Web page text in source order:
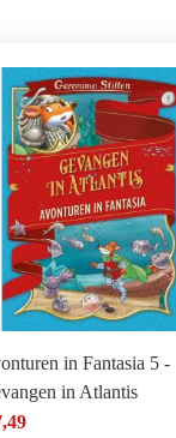
in Fantasia 5 -
in Atlantis